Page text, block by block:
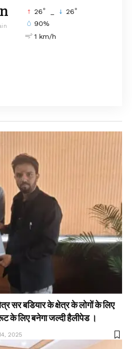
26° 26°
90%
1 km/h
सर बडियार के क्षेत्र के लोगों के लिए
के लिए बनेगा जल्दी हैलीपेड ।
2025